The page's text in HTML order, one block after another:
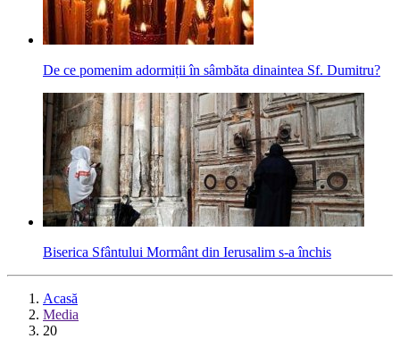
De ce pomenim adormiții în sâmbăta dinaintea Sf. Dumitru?
Biserica Sfântului Mormânt din Ierusalim s-a închis
Acasă
Media
20